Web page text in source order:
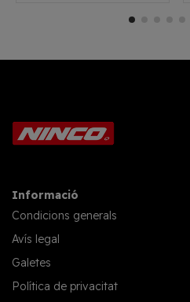
Informació
Condicions generals
Avís legal
Galetes
Política de privacitat